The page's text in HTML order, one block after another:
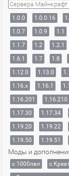
Сервера Майнкрафт
1.0.0
1.0.0.16
1.0.7
1.0.9 1.1
1.1.7
1.2 1.2.1
1.6.1
1.7 1.8
1.12.0
1.13.0
1.16.x
1.16.1
1.16.201
1.16.210
1.17.30
1.17.34
1.19.20
1.19.22
1.19.50
1.19.51
Моды и
с 1000лвл c